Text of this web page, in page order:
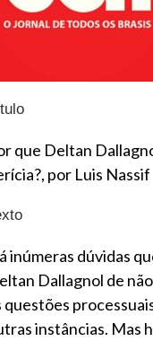
que Deltan
por Luis Nassif
inúmeras dúvidas
Dallagnol de
questões
instâncias. Mas